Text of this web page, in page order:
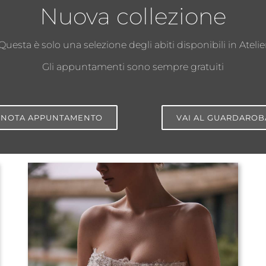
Nuova collezione
è solo una selezione degli abiti disponibili in
Gli appuntamenti sono sempre gratuiti
APPUNTAMENTO VAI AL